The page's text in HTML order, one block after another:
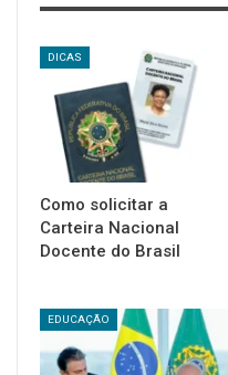
DICAS
Como solicitar a
Carteira Nacional
Docente do Brasil
EDUCAÇÃO